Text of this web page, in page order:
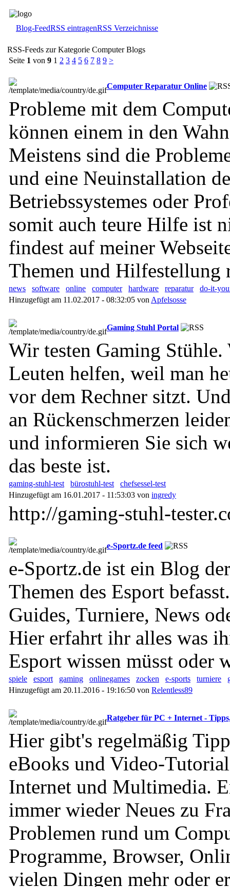
Blog-FeedRSS eintragenRSS Verzeichnisse
RSS-Feeds zur Kategorie Computer Blogs
Seite 1 von 9 1 2 3 4 5 6 7 8 9 >
Computer Reparatur Online
Probleme mit dem
können einem in den
Meistens sind die
und eine Neuinstallation
Betriebssystemes oder
somit auch teure Hilfe ist
findest auf meiner
Themen und Hilfestellung
news software online computer hardware reparatur
do-it-
Hinzugefügt am 11.02.2017 - 08:32:05 von Apfelsosse
Gaming Stuhl Portal
Wir testen Gaming
Leuten helfen, weil man
vor dem Rechner sitzt.
an Rückenschmerzen
und informieren Sie sich
das beste ist.
gaming-stuhl-test bürostuhl-test
chefsessel-test
Hinzugefügt am 16.01.2017 - 11:53:03 von ingredy
http://gaming-stuhl-
e-Sportz.de feed
e-Sportz.de ist ein Blog
Themen des Esport
Guides, Turniere, News
Hier erfahrt ihr alles was
Esport wissen müsst oder
spiele esport gaming onlinegames zocken e-sports turniere
Hinzugefügt am 20.11.2016 - 19:16:50 von Relentless89
Ratgeber für PC + Internet -
Hier gibt's regelmäßig
eBooks und Video-
Internet und Multimedia.
immer wieder Neues zu
Problemen rund um
Programme, Browser,
vielen Dingen mehr oder